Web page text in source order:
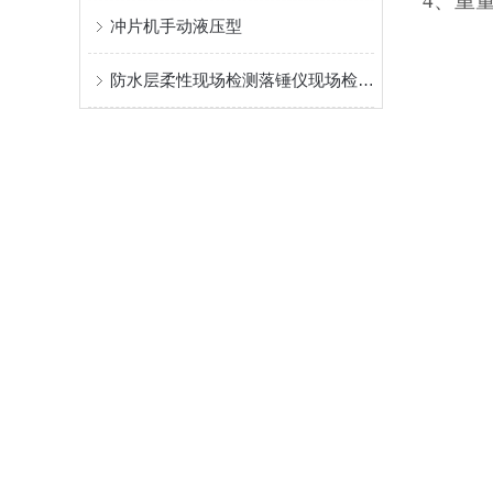
冲片机手动液压型
防水层柔性现场检测落锤仪现场检测JGJ/T 299标准